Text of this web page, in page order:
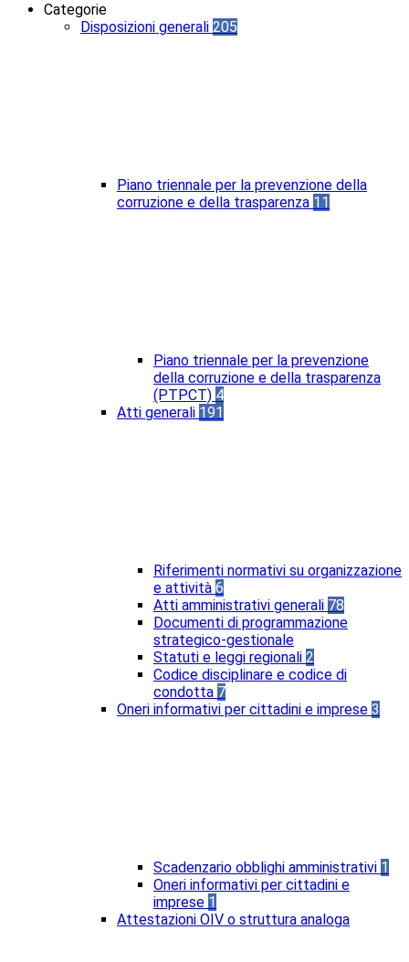
Categorie
Disposizioni generali 205
Piano triennale per la prevenzione della
corruzione e della trasparenza 11
Piano triennale per la prevenzione
della corruzione e della trasparenza
(PTPCT) 4
Atti generali 191
Riferimenti normativi su organizzazione
e attività 6
Atti amministrativi generali 78
Documenti di programmazione
strategico-gestionale
Statuti e leggi regionali 2
Codice disciplinare e codice di
condotta 7
Oneri informativi per cittadini e imprese 3
Scadenzario obblighi amministrativi 1
Oneri informativi per cittadini e
imprese 1
Attestazioni OIV o struttura analoga